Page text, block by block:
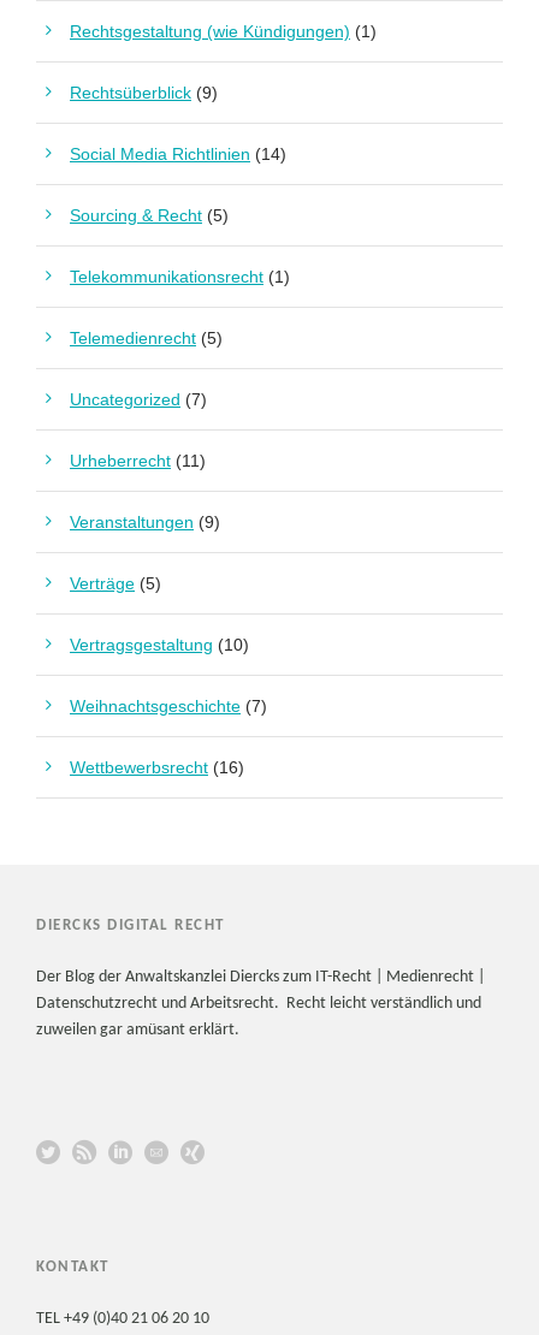
Rechtsgestaltung (wie Kündigungen) (1)
Rechtsüberblick (9)
Social Media Richtlinien (14)
Sourcing & Recht (5)
Telekommunikationsrecht (1)
Telemedienrecht (5)
Uncategorized (7)
Urheberrecht (11)
Veranstaltungen (9)
Verträge (5)
Vertragsgestaltung (10)
Weihnachtsgeschichte (7)
Wettbewerbsrecht (16)
DIERCKS DIGITAL RECHT
Der Blog der Anwaltskanzlei Diercks zum IT-Recht | Medienrecht |
Datenschutzrecht und Arbeitsrecht. Recht leicht verständlich und
zuweilen gar amüsant erklärt.
KONTAKT
TEL +49 (0)40 21 06 20 10